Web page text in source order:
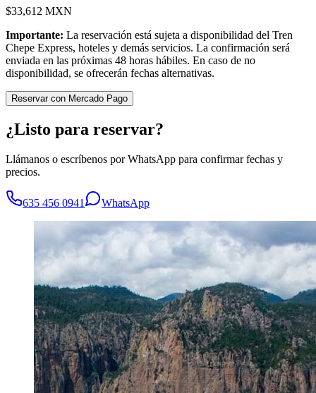
$33,612 MXN
Importante: La reservación está sujeta a disponibilidad del Tren
Chepe Express, hoteles y demás servicios. La confirmación será
enviada en las próximas 48 horas hábiles. En caso de no
disponibilidad, se ofrecerán fechas alternativas.
Reservar con Mercado Pago
¿Listo para reservar?
Llámanos o escríbenos por WhatsApp para confirmar fechas y
precios.
635 456 0941 WhatsApp